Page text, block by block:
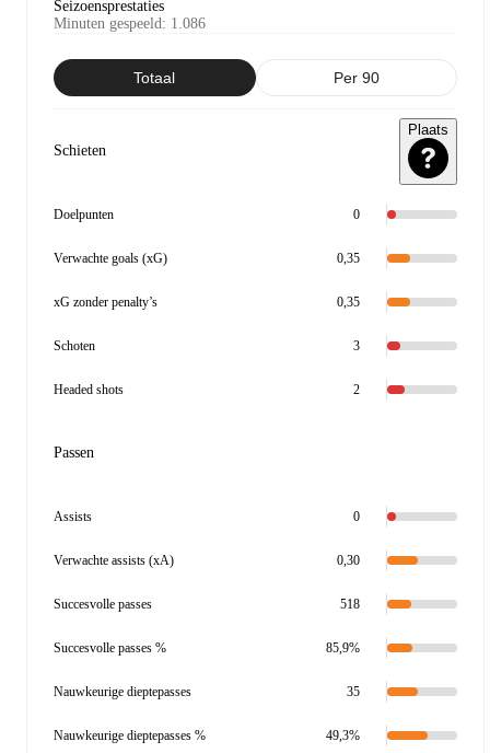
Seizoensprestaties
Minuten gespeeld: 1.086
Totaal Per 90
Schieten
Plaats
Doelpunten 0
Verwachte goals (xG) 0,35
xG zonder penalty’s 0,35
Schoten 3
Headed shots 2
Passen
Assists 0
Verwachte assists (xA) 0,30
Succesvolle passes 518
Succesvolle passes % 85,9%
Nauwkeurige dieptepasses 35
Nauwkeurige dieptepasses % 49,3%